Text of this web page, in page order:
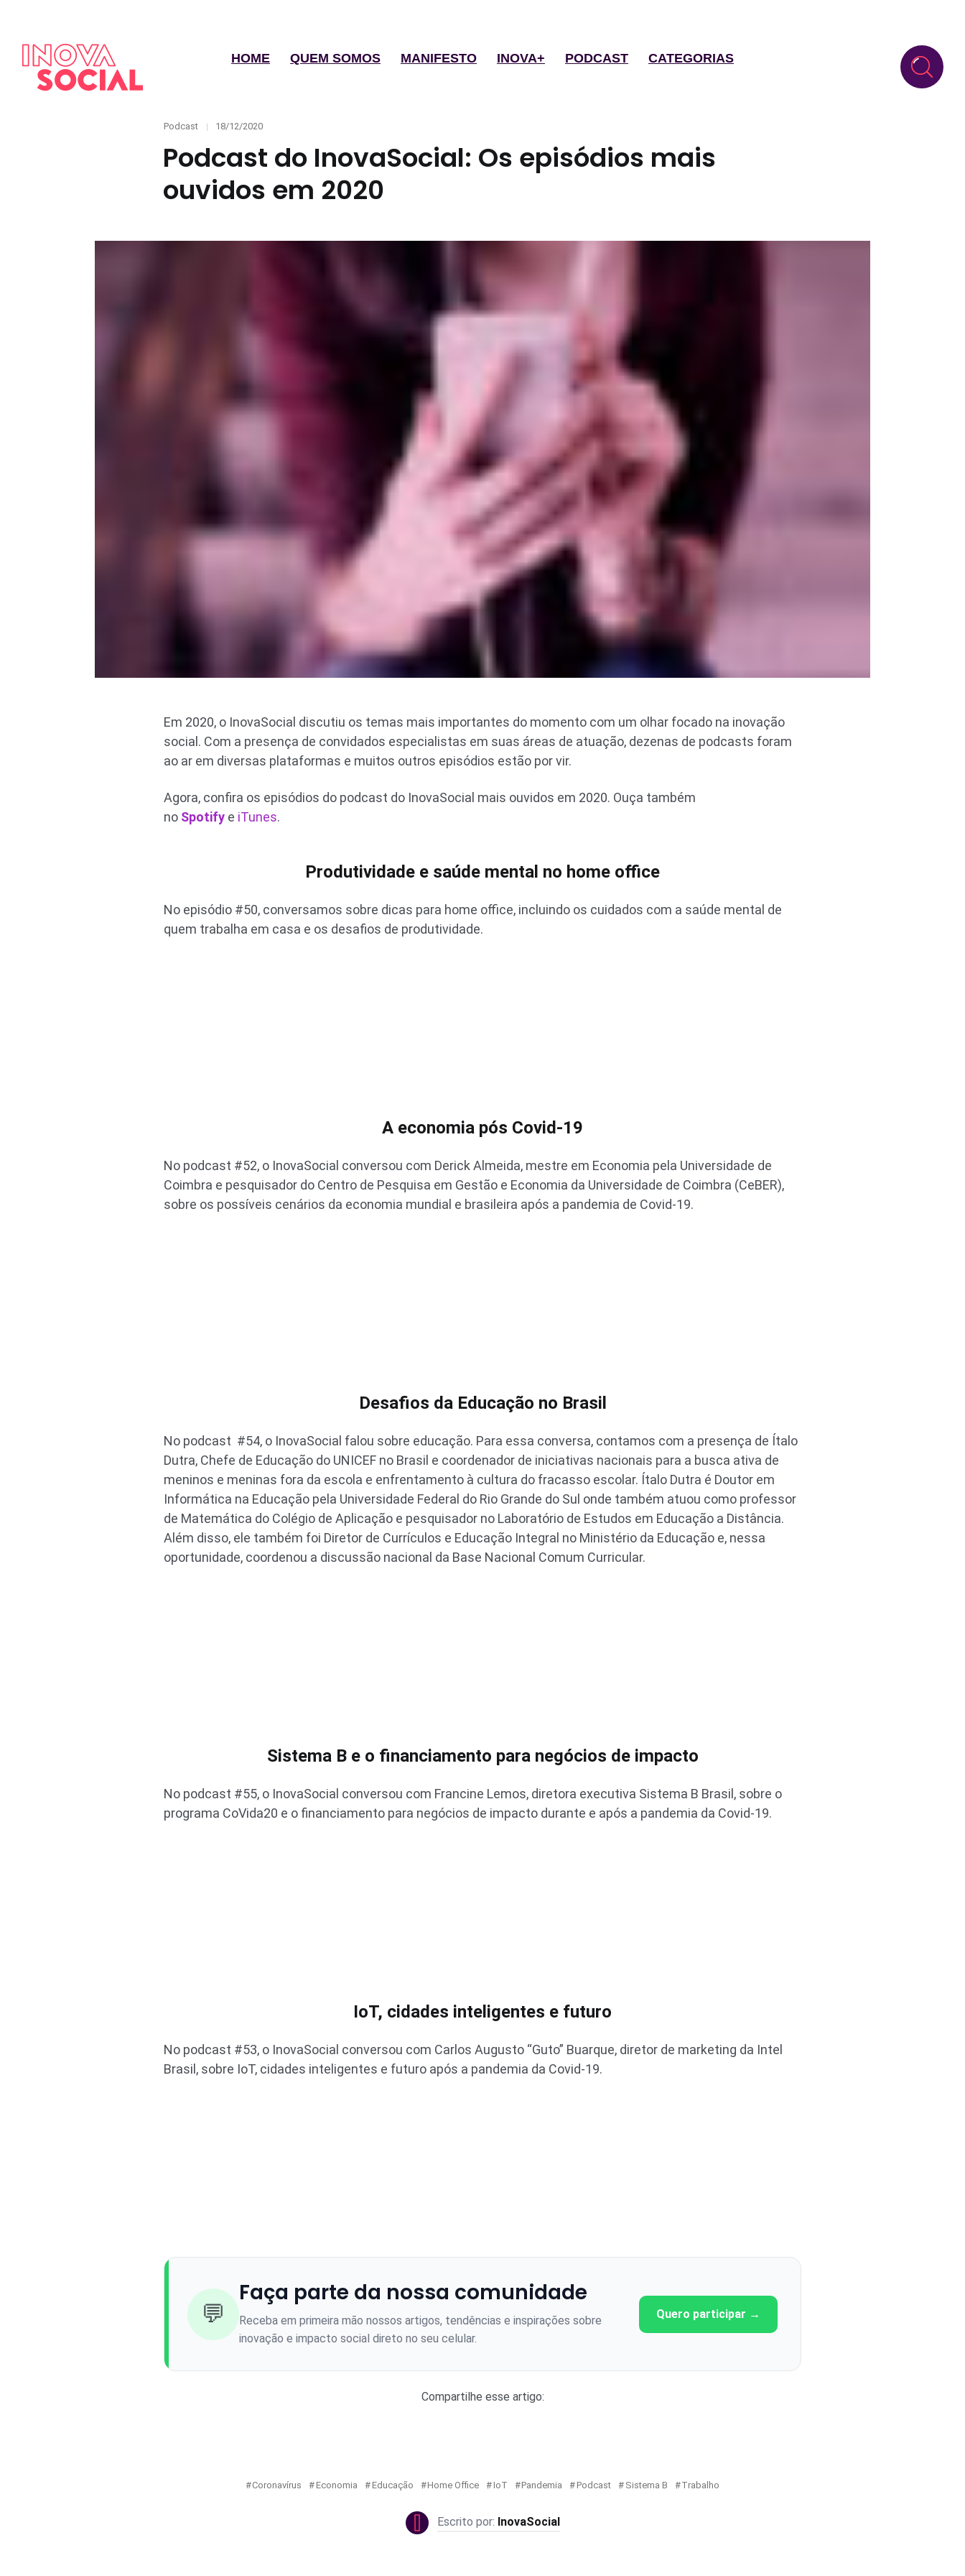
HOME QUEM SOMOS MANIFESTO INOVA+ PODCAST CATEGORIAS
Categories
Podcast
Posted
18/12/2020
Podcast do InovaSocial: Os episódios mais
ouvidos em 2020
Em 2020, o InovaSocial discutiu os temas mais importantes do momento com um olhar focado na inovação
social. Com a presença de convidados especialistas em suas áreas de atuação, dezenas de podcasts foram
ao ar em diversas plataformas e muitos outros episódios estão por vir.
Agora, confira os episódios do podcast do InovaSocial mais ouvidos em 2020. Ouça também
no Spotify e iTunes.
Produtividade e saúde mental no home office
No episódio #50, conversamos sobre dicas para home office, incluindo os cuidados com a saúde mental de
quem trabalha em casa e os desafios de produtividade.
A economia pós Covid-19
No podcast #52, o InovaSocial conversou com Derick Almeida, mestre em Economia pela Universidade de
Coimbra e pesquisador do Centro de Pesquisa em Gestão e Economia da Universidade de Coimbra (CeBER),
sobre os possíveis cenários da economia mundial e brasileira após a pandemia de Covid-19.
Desafios da Educação no Brasil
No podcast #54, o InovaSocial falou sobre educação. Para essa conversa, contamos com a presença de Ítalo
Dutra, Chefe de Educação do UNICEF no Brasil e coordenador de iniciativas nacionais para a busca ativa de
meninos e meninas fora da escola e enfrentamento à cultura do fracasso escolar. Ítalo Dutra é Doutor em
Informática na Educação pela Universidade Federal do Rio Grande do Sul onde também atuou como professor
de Matemática do Colégio de Aplicação e pesquisador no Laboratório de Estudos em Educação a Distância.
Além disso, ele também foi Diretor de Currículos e Educação Integral no Ministério da Educação e, nessa
oportunidade, coordenou a discussão nacional da Base Nacional Comum Curricular.
Sistema B e o financiamento para negócios de impacto
No podcast #55, o InovaSocial conversou com Francine Lemos, diretora executiva Sistema B Brasil, sobre o
programa CoVida20 e o financiamento para negócios de impacto durante e após a pandemia da Covid-19.
IoT, cidades inteligentes e futuro
No podcast #53, o InovaSocial conversou com Carlos Augusto “Guto” Buarque, diretor de marketing da Intel
Brasil, sobre IoT, cidades inteligentes e futuro após a pandemia da Covid-19.
💬
Faça parte da nossa comunidade
Receba em primeira mão nossos artigos, tendências e inspirações sobre
inovação e impacto social direto no seu celular.
Quero participar →
Compartilhe esse artigo:
Coronavírus Economia Educação Home Office IoT Pandemia Podcast Sistema B Trabalho
InovaSocial